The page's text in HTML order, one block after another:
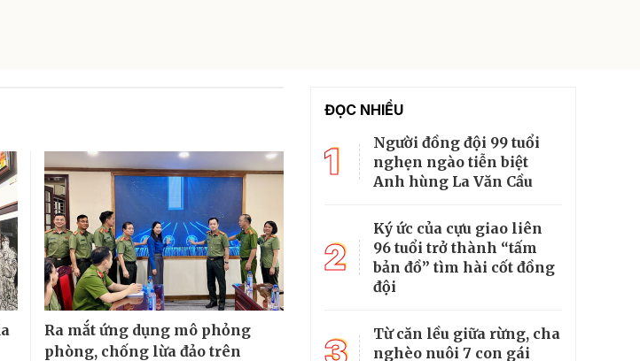
Ra mắt ứng dụng mô phỏng
phòng, chống lừa đảo trên
ĐỌC NHIỀU
1
Người đồng đội 99 tuổi
nghẹn ngào tiễn biệt
Anh hùng La Văn Cầu
2
Ký ức của cựu giao liên
96 tuổi trở thành “tấm
bản đồ” tìm hài cốt đồng
đội
Từ căn lều giữa rừng, cha
nghèo nuôi 7 con gái